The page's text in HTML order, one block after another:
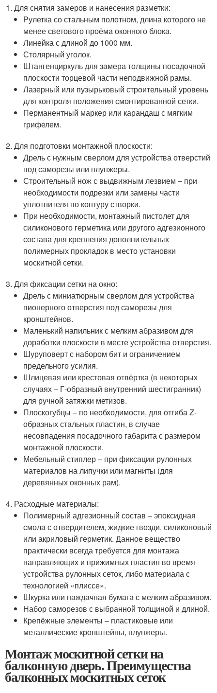
Для снятия замеров и нанесения разметки:
Рулетка со стальным полотном, длина которого не
менее светового проёма оконного блока.
Линейка с длиной до 1000 мм.
Столярный уголок.
Штангенциркуль для замера толщины посадочной
плоскости торцевой части неподвижной рамы.
Лазерный или пузырьковый строительный уровень
для контроля положения смонтированной сетки.
Перманентный маркер или карандаш с мягким
грифелем.
Для подготовки монтажной плоскости:
Дрель с нужным сверлом для устройства отверстий
под саморезы или плунжеры.
Строительный нож с выдвижным лезвием – при
необходимости подрезки или замены части
уплотнителя по контуру створки.
При необходимости, монтажный пистолет для
силиконового герметика или другого адгезионного
состава для крепления дополнительных
полимерных прокладок в место установки
москитной сетки.
Для фиксации сетки на окно:
Дрель с миниатюрным сверлом для устройства
пионерного отверстия под саморезы для
кронштейнов.
Маленький напильник с мелким абразивом для
доработки плоскости в месте устройства отверстия.
Шуруповерт с набором бит и ограничением
предельного усилия.
Шлицевая или крестовая отвёртка (в некоторых
случаях – Г-образный внутренний шестигранник)
для ручной затяжки метизов.
Плоскогубцы – по необходимости, для отгиба Z-
образных стальных пластин, в случае
несовпадения посадочного габарита с размером
монтажной плоскости.
Мебельный стиплер – при фиксации рулонных
материалов на липучки или магниты (для
деревянных оконных рам).
Расходные материалы:
Полимерный адгезионный состав – эпоксидная
смола с отвердителем, жидкие гвозди, силиконовый
или акриловый герметик. Данное вещество
практически всегда требуется для монтажа
направляющих и прижимных пластин во время
устройства рулонных сеток, либо материала с
технологией «плиссе».
Шкурка или наждачная бумага с мелким абразивом.
Набор саморезов с выбранной толщиной и длиной.
Крепёжные элементы – пластиковые или
металлические кронштейны, плунжеры.
Монтаж москитной сетки на
балконную дверь. Преимущества
балконных москитных сеток